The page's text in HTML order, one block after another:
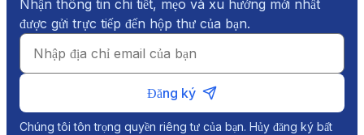
Nhận thông tin chi tiết, mẹo và xu hướng mới nhất
được gửi trực tiếp đến hộp thư của bạn.
Đăng ký
Chúng tôi tôn trọng quyền riêng tư của bạn. Hủy đăng ký bất